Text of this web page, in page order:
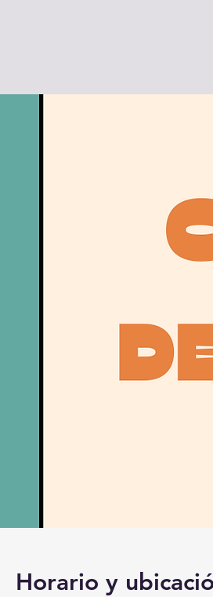
Horario y